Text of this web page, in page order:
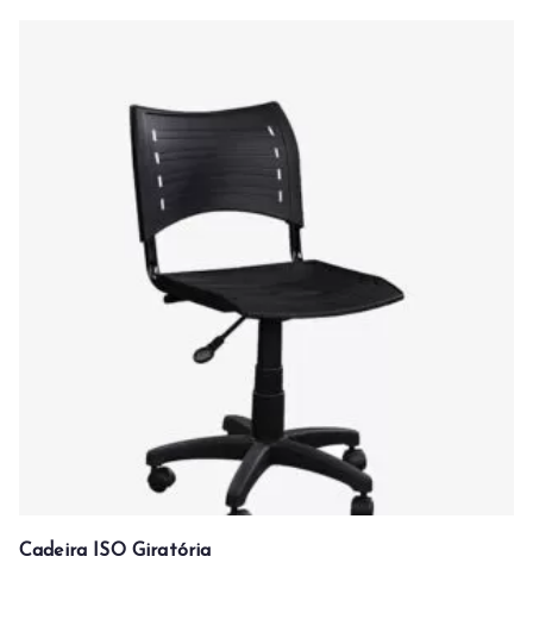
Cadeira ISO Giratória